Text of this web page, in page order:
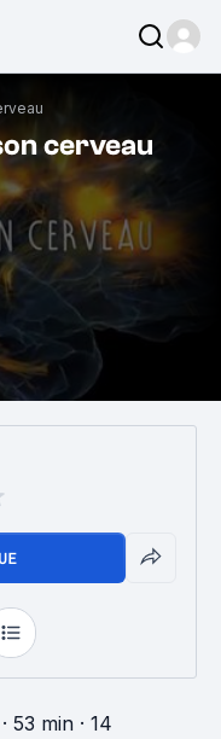
cerveau
· 53 min · 14